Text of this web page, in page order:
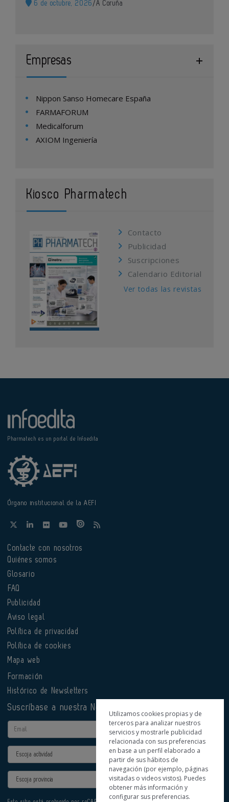
6 de octubre, 2026 /A Coruña
Empresas
Nippon Sanso Homecare España
FARMAFORUM
Medicalforum
AXIOM Ingeniería
Kiosco Pharmatech
Contacto
Publicidad
Suscripciones
Calendario Editorial
Ver todas las revistas
Pharmatech es un portal de Infoedita
Órgano institucional de la AEFI
Contacte con nosotros
Quiénes somos
Glosario
FAQ
Publicidad
Aviso legal
Política de privacidad
Política de cookies
Mapa web
Formación
Histórico de Newsletters
Suscríbase a nuestra Newsletter
Email
Actividad
Provincia
Utilizamos cookies propias y de
terceros para analizar nuestros
servicios y mostrarle publicidad
relacionada con sus preferencias
en base a un perfil elaborado a
partir de sus hábitos de
navegación (por ejemplo, páginas
visitadas o videos vistos). Puedes
obtener más información y
configurar sus preferencias.